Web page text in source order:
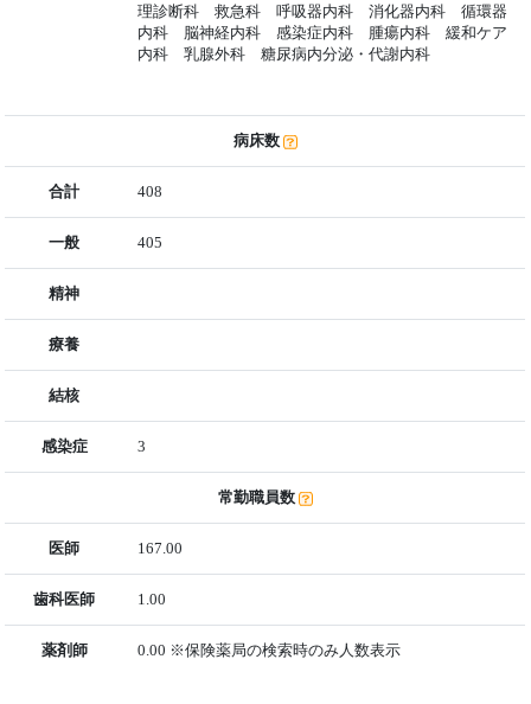
理診断科 救急科 呼吸器内科 消化器内科 循環器
内科 脳神経内科 感染症内科 腫瘍内科 緩和ケア
内科 乳腺外科 糖尿病内分泌・代謝内科
病床数
合計 408
一般 405
精神
療養
結核
感染症 3
常勤職員数
医師 167.00
歯科医師 1.00
薬剤師 0.00 ※保険薬局の検索時のみ人数表示